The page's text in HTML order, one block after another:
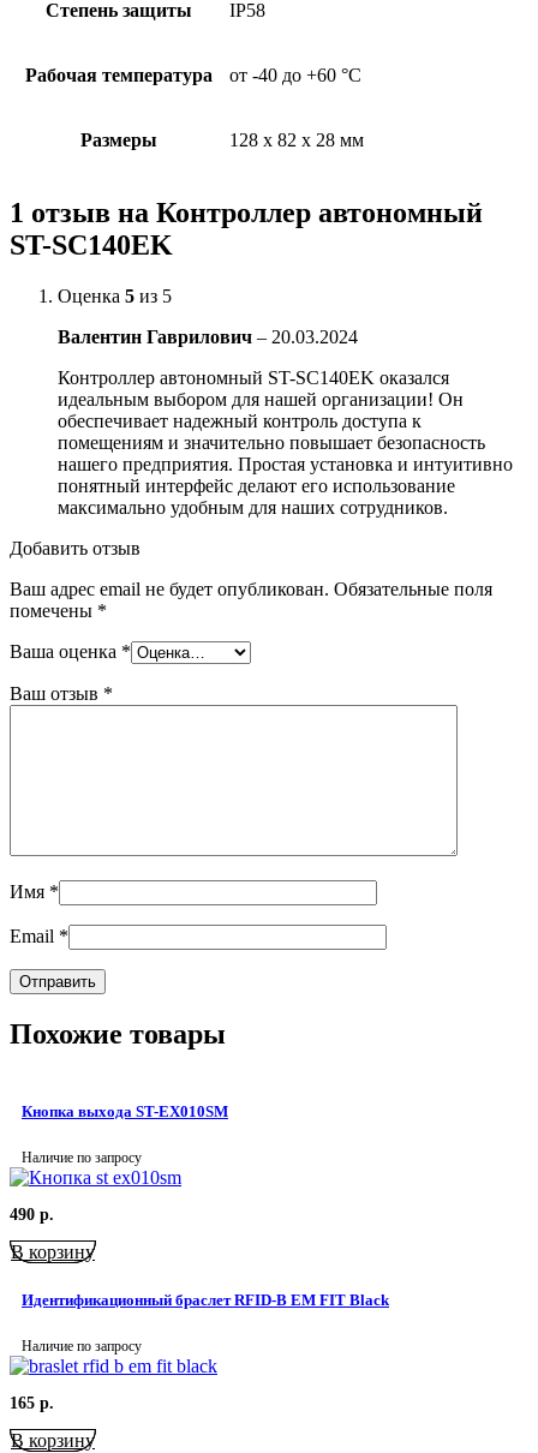
Степень защиты IP58
Рабочая температура от -40 до +60 °С
Размеры 128 x 82 x 28 мм
1 отзыв на Контроллер автономный
ST-SC140EK
Оценка 5 из 5
Валентин Гаврилович – 20.03.2024
Контроллер автономный ST-SC140EK оказался
идеальным выбором для нашей организации! Он
обеспечивает надежный контроль доступа к
помещениям и значительно повышает безопасность
нашего предприятия. Простая установка и интуитивно
понятный интерфейс делают его использование
максимально удобным для наших сотрудников.
Добавить отзыв
Ваш адрес email не будет опубликован. Обязательные поля
помечены *
Ваша оценка *
Ваш отзыв *
Имя *
Email *
Похожие товары
Кнопка выхода ST-EX010SM
Наличие по запросу
490 р.
В корзину
Идентификационный браслет RFID-B EM FIT Black
Наличие по запросу
165 р.
В корзину